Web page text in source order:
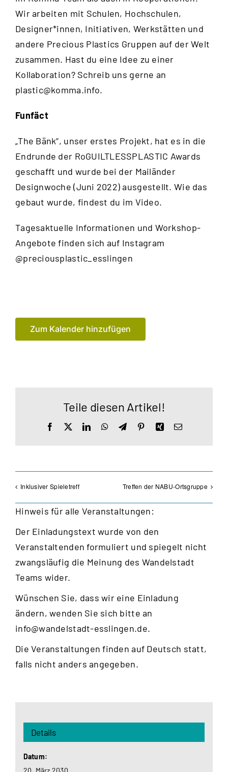
Wir arbeiten mit Schulen, Hochschulen,
Designer*innen, Initiativen, Werkstätten und
andere Precious Plastics Gruppen auf der Welt
zusammen. Hast du eine Idee zu einer
Kollaboration? Schreib uns gerne an
plastic@komma.info.
Funfäct
„The Bänk“, unser erstes Projekt, hat es in die
Endrunde der RoGUILTLESSPLASTIC Awards
geschafft und wurde bei der Mailänder
Designwoche (Juni 2022) ausgestellt. Wie das
gebaut wurde, findest du im Video.
Tagesaktuelle Informationen und Workshop-
Angebote finden sich auf Instagram
@preciousplastic_esslingen
Zum Kalender hinzufügen
Teile diesen Artikel!
Facebook LinkedInWhatsApp
TelegramPinterestXingE-
Inklusiver Spieletreff Treffen der NABU-Ortsgruppe
Hinweis für alle Veranstaltungen:
Der Einladungstext wurde von den
Veranstaltenden formuliert und spiegelt nicht
zwangsläufig die Meinung des Wandelstadt
Teams wider.
Wünschen Sie, dass wir eine Einladung
ändern, wenden Sie sich bitte an
info@wandelstadt-esslingen.de.
Die Veranstaltungen finden auf Deutsch statt,
falls nicht anders angegeben.
Details
Datum:
20. März 2030